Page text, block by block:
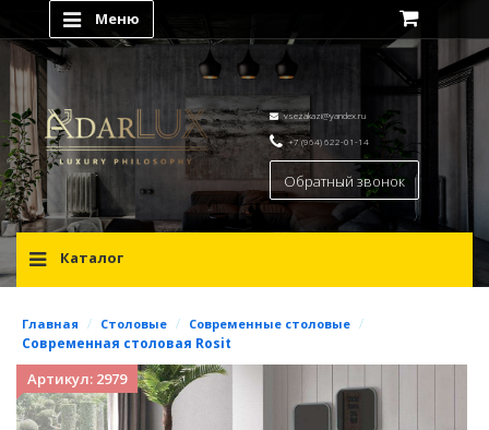
Меню
vsezakazi@yandex.ru
+7 (964) 622-01-14
Обратный звонок
Каталог
Главная / Столовые / Современные столовые /
Современная столовая Rosit
Артикул: 2979